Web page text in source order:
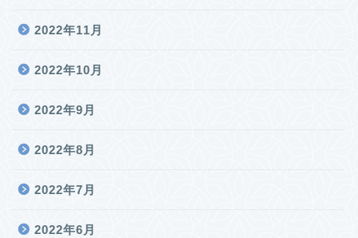
2022年11月
2022年10月
2022年9月
2022年8月
2022年7月
2022年6月